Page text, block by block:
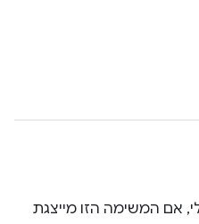
אם המשימה הזו מייצגת